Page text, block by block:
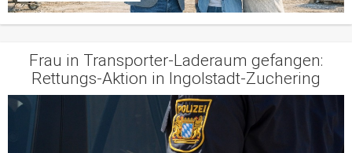
Frau in Transporter-Laderaum gefangen:
Rettungs-Aktion in Ingolstadt-Zuchering